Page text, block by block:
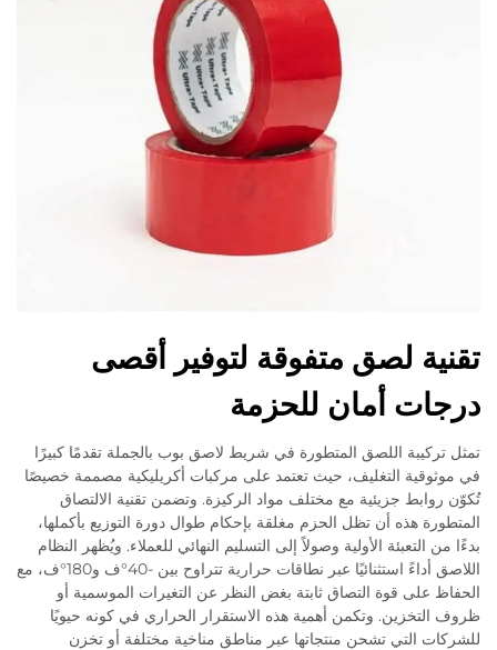
تقنية لصق متفوقة لتوفير أقصى
درجات أمان للحزمة
تمثل تركيبة اللصق المتطورة في شريط لاصق بوب بالجملة تقدمًا كبيرًا
في موثوقية التغليف، حيث تعتمد على مركبات أكريليكية مصممة خصيصًا
تُكوّن روابط جزيئية مع مختلف مواد الركيزة. وتضمن تقنية الالتصاق
المتطورة هذه أن تظل الحزم مغلقة بإحكام طوال دورة التوزيع بأكملها،
بدءًا من التعبئة الأولية وصولاً إلى التسليم النهائي للعملاء. ويُظهر النظام
اللاصق أداءً استثنائيًا عبر نطاقات حرارية تتراوح بين -40°ف و180°ف، مع
الحفاظ على قوة التصاق ثابتة بغض النظر عن التغيرات الموسمية أو
ظروف التخزين. وتكمن أهمية هذه الاستقرار الحراري في كونه حيويًا
للشركات التي تشحن منتجاتها عبر مناطق مناخية مختلفة أو تخزن